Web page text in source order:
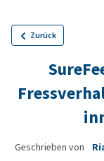
Zurück
Geschrieben von